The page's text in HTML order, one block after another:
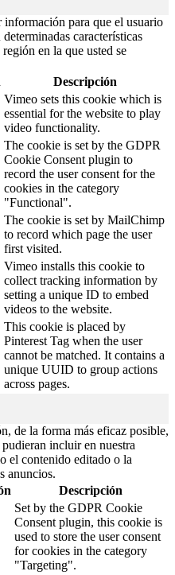
información para que el usuario
características
en la que usted se
Descripción
Vimeo sets this cookie which is
essential for the website to play
video functionality.
The cookie is set by the GDPR
Cookie Consent plugin to
record the user consent for the
cookies in the category
"Functional".
The cookie is set by MailChimp
to record which page the user
first visited.
Vimeo installs this cookie to
collect tracking information by
setting a unique ID to embed
videos to the website.
This cookie is placed by
Pinterest Tag when the user
cannot be matched. It contains a
unique UUID to group actions
across pages.
de la forma más eficaz posible,
incluir en nuestra
el contenido editado o la
anuncios.
Descripción
Set by the GDPR Cookie
Consent plugin, this cookie is
used to store the user consent
for cookies in the category
"Targeting".